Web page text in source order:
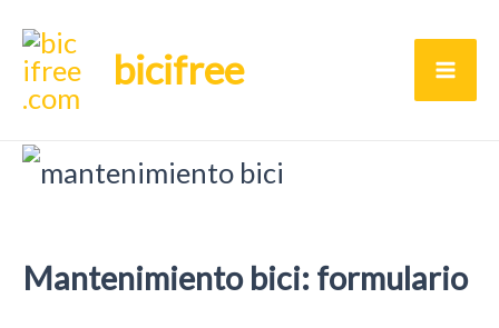
contenido
bicifree
Mantenimiento bici: formulario